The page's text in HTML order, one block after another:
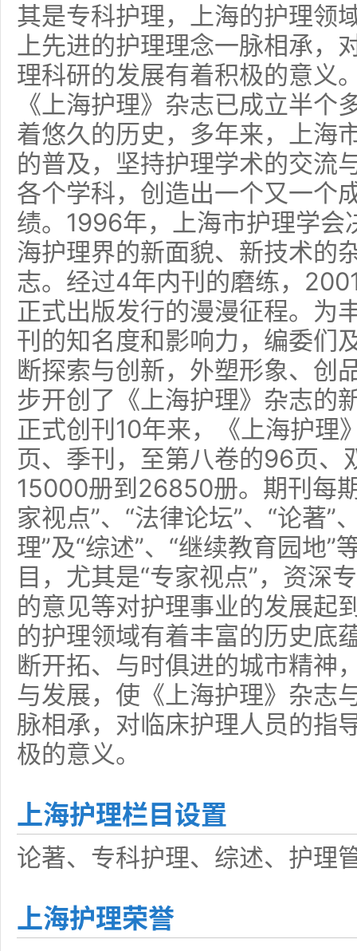
其是专科护理，上海的护理领
上先进的护理理念一脉相承，
理科研的发展有着积极的意义
《上海护理》杂志已成立半个
着悠久的历史，多年来，上海
的普及，坚持护理学术的交流
各个学科，创造出一个又一个
绩。1996年，上海市护理学
海护理界的新面貌、新技术的
志。经过4年内刊的磨练，
正式出版发行的漫漫征程。为
刊的知名度和影响力，编委们
断探索与创新，外塑形象、创
步开创了《上海护理》杂志的
正式创刊10年来，《上海护理
页、季刊，至第八卷的96页、
15000册到26850册。期刊每
家视点”、“法律论坛”、“论著”
理”及“综述”、“继续教育园地
目，尤其是“专家视点”，资深
的意见等对护理事业的发展起
的护理领域有着丰富的历史底
断开拓、与时俱进的城市精神
与发展，使《上海护理》杂志
脉相承，对临床护理人员的指
极的意义。
上海护理栏目设置
论著、专科护理、综述、护理
上海护理荣誉